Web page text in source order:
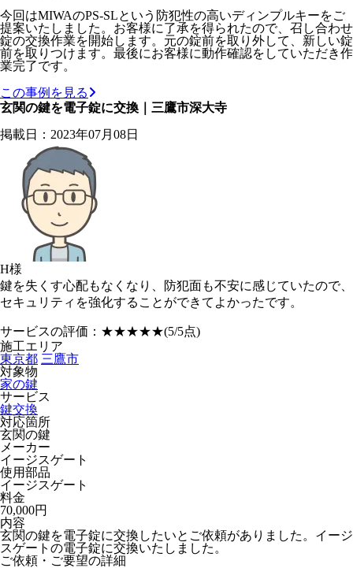
今回はMIWAのPS-SLという防犯性の高いディンプルキーをご
提案いたしました。お客様に了承を得られたので、召し合わせ
錠の交換作業を開始します。元の錠前を取り外して、新しい錠
前を取りつけます。最後にお客様に動作確認をしていただき作
業完了です。
この事例を見る
玄関の鍵を電子錠に交換｜三鷹市深大寺
掲載日：2023年07月08日
H様
鍵を失くす心配もなくなり、防犯面も不安に感じていたので、
セキュリティを強化することができてよかったです。
サービスの評価： ★★★★★(5/5点)
施工エリア
東京都 三鷹市
対象物
家の鍵
サービス
鍵交換
対応箇所
玄関の鍵
メーカー
イージスゲート
使用部品
イージスゲート
料金
70,000円
内容
玄関の鍵を電子錠に交換したいとご依頼がありました。イージ
スゲートの電子錠に交換いたしました。
ご依頼・ご要望の詳細